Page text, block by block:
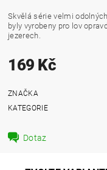
Skvělá série velmi
byly vyrobeny pro lov
jezerech.
169 Kč
ZNAČKA
KATEGORIE
Dotaz